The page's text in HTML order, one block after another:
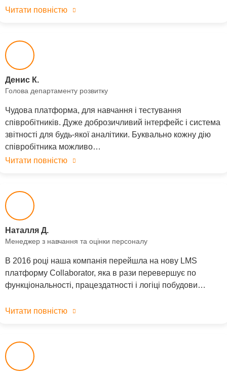
Читати повністю
Денис К.
Голова департаменту розвитку
Чудова платформа, для навчання і тестування
співробітників. Дуже доброзичливий інтерфейс і система
звітності для будь-якої аналітики. Буквально кожну дію
співробітника можливо…
Читати повністю
Наталля Д.
Менеджер з навчання та оцінки персоналу
В 2016 році наша компанія перейшла на нову LMS
платформу Collaborator, яка в рази перевершує по
функціональності, працездатності і логіці побудови…
Читати повністю